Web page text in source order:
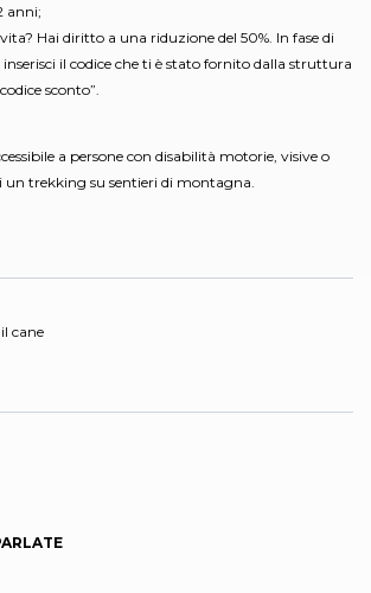
anni;
Hai diritto a una riduzione del 50%. In fase di
il codice che ti è stato fornito dalla struttura
sconto”.
a persone con disabilità motorie, visive o
trekking su sentieri di montagna.
cane